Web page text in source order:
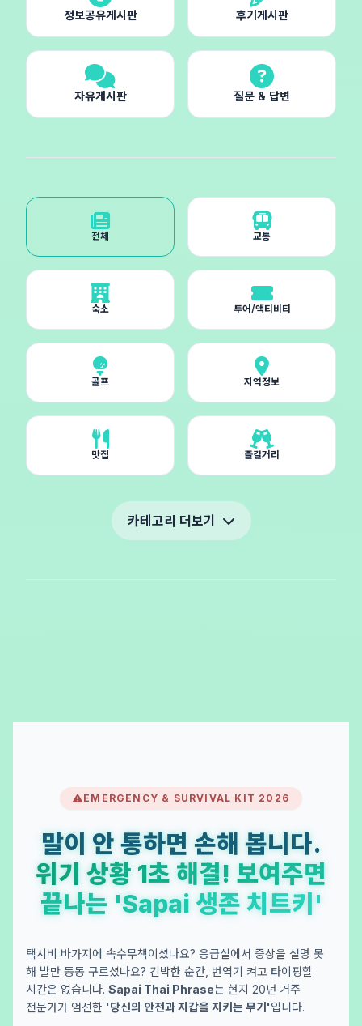
정보공유게시판 후기게시판
자유게시판 질문 & 답변
전체 교통
숙소 투어/액티비티
골프 지역정보
맛집 즐길거리
카테고리 더보기
EMERGENCY & SURVIVAL KIT 2026
말이 안 통하면 손해 봅니다.
위기 상황 1초 해결! 보여주면
끝나는 'Sapai 생존 치트키'
택시비 바가지에 속수무책이셨나요? 응급실에서 증상을 설명 못
해 발만 동동 구르셨나요? 긴박한 순간, 번역기 켜고 타이핑할
시간은 없습니다. Sapai Thai Phrase는 현지 20년 거주
전문가가 엄선한 '당신의 안전과 지갑을 지키는 무기'입니다.